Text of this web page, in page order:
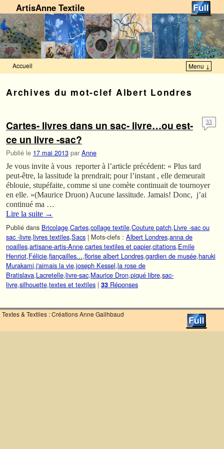
ArtisAnne Textile
Accueil Menu ↓
Archives du mot-clef Albert Londres
Cartes- livres dans un sac- livre…ou est-
ce un livre -sac?
Publié le 17 mai 2013 par Anne
33
Je vous invite à vous reporter à l’article précédent: « Plus tard
peut-être, la lassitude la prendrait; pour l’instant , elle demeurait
éblouie, stupéfaite, comme si une comète continuait de tournoyer
en elle. »(Maurice Druon) Aucune lassitude. Jamais! Donc, j’ai
continué ma …
Lire la suite →
Publié dans Bricolage,Cartes,collage textile,Couture patch,Livre -sac ou
sac -livre,livres textiles,Sacs | Mots-clefs : Albert Londres,anna de
noailles,artisane-artis-Anne,cartes textiles et papier,citations,Emile
Henriot,Félicie,fiançailles...,florise albert Londres,gardien de musée,haruki
Murakami,j'aimais la vie,joseph Kessel,la rose de
Bratislava,Lacretelle,livre-sac,Maurice Dron,piqué libre,sac-
livre,silhouette,textes et textiles | 33 Réponses
Textes & Textiles : Créations Anne Gailhbaud